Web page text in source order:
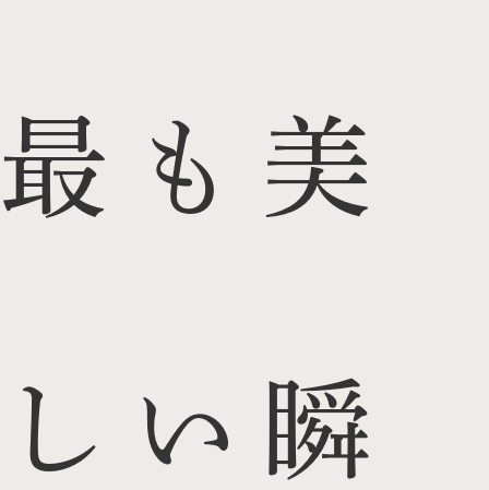
最も美
しい瞬